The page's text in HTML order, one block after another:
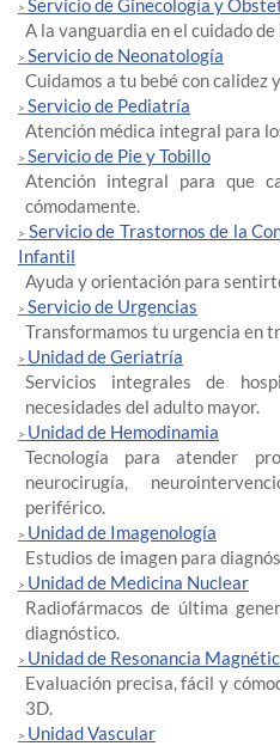
> Servicio de Ginecología y
A la vanguardia en el cuidado
> Servicio de Neonatología
Cuidamos a tu bebé con calidez
> Servicio de Pediatría
Atención médica integral para
> Servicio de Pie y Tobillo
Atención integral para que
cómodamente.
> Servicio de Trastornos de la
Infantil
Ayuda y orientación para
> Servicio de Urgencias
Transformamos tu urgencia en
> Unidad de Geriatría
Servicios integrales de
necesidades del adulto mayor.
> Unidad de Hemodinamia
Tecnología para atender
neurocirugía,
periférico.
> Unidad de Imagenología
Estudios de imagen para
> Unidad de Medicina Nuclear
Radiofármacos de última
diagnóstico.
> Unidad de Resonancia
Evaluación precisa, fácil y
3D.
> Unidad Vascular